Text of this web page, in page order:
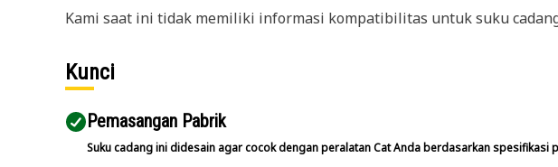
Kami saat ini tidak memiliki informasi kompatibilitas untuk suku
Kunci
Pemasangan Pabrik
Suku cadang ini didesain agar cocok dengan peralatan Cat Anda berdasarkan spesifikasi